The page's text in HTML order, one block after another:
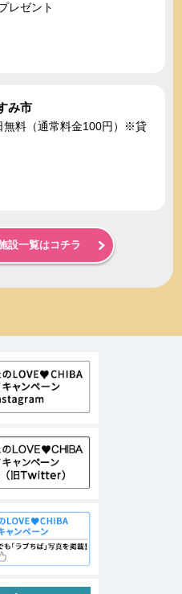
レゼント
み市
無料（通常料金100円）※貸
設一覧はコチラ